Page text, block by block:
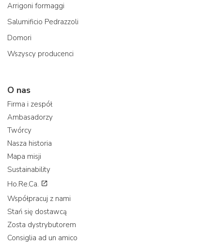
Arrigoni formaggi
Salumificio Pedrazzoli
Domori
Wszyscy producenci
O nas
Firma i zespół
Ambasadorzy
Twórcy
Nasza historia
Mapa misji
Sustainability
Ho.Re.Ca.
Współpracuj z nami
Stań się dostawcą
Zosta dystrybutorem
Consiglia ad un amico